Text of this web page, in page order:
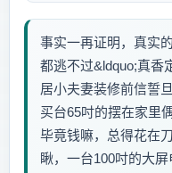
事实一再证明，真实
都逃不过&ldquo;真香
居小夫妻装修前信誓
买台65吋的摆在家里
毕竟钱嘛，总得花在
瞅，一台100吋的大